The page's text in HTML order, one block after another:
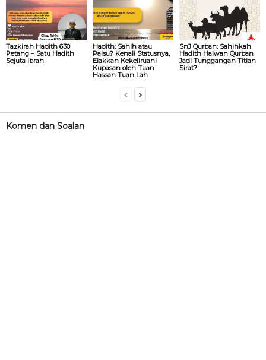
Tazkirah Hadith 630
Petang – Satu Hadith
Sejuta Ibrah
Hadith: Sahih atau
Palsu? Kenali Statusnya,
Elakkan Kekeliruan!
Kupasan oleh Tuan
Hassan Tuan Lah
SnJ Qurban: Sahihkah
Hadith Haiwan Qurban
Jadi Tunggangan Titian
Sirat?
Komen dan Soalan